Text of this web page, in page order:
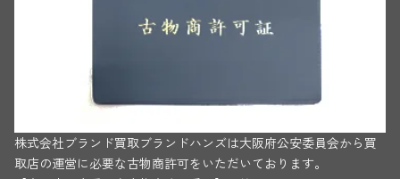
株式会社ブランド買取ブランドハンズは大阪府公安委員会から買
取店の運営に必要な古物商許可をいただいております。